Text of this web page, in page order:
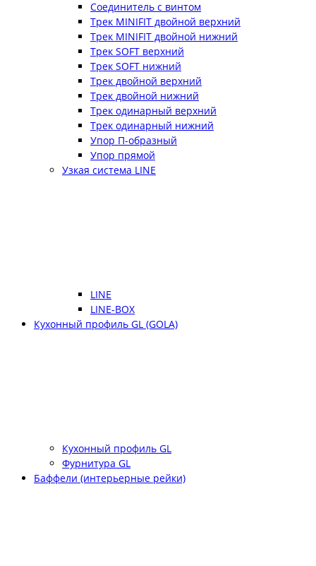
Соединитель с винтом
Трек MINIFIT двойной верхний
Трек MINIFIT двойной нижний
Трек SOFT верхний
Трек SOFT нижний
Трек двойной верхний
Трек двойной нижний
Трек одинарный верхний
Трек одинарный нижний
Упор П-образный
Упор прямой
Узкая система LINE
LINE
LINE-BOX
Кухонный профиль GL (GOLA)
Кухонный профиль GL
Фурнитура GL
Баффели (интерьерные рейки)